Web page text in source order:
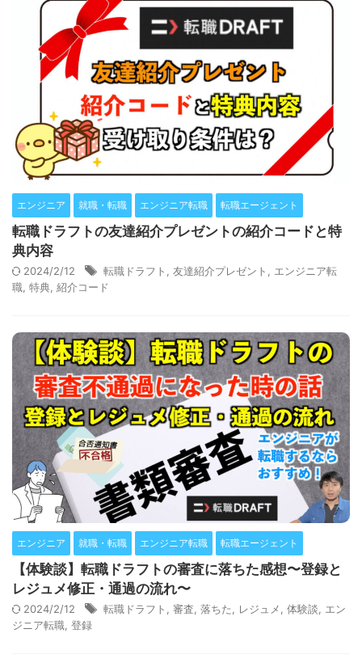
エンジニア 就職・転職 エンジニア転職 転職エージェント
転職ドラフトの友達紹介プレゼントの紹介コードと特
典内容
2024/2/12 転職ドラフト 友達紹介プレゼント
エンジニア転
職 特典 紹介コード
エンジニア 就職・転職 エンジニア転職 転職エージェント
【体験談】転職ドラフトの審査に落ちた感想〜登録と
レジュメ修正・通過の流れ〜
2024/2/12 転職ドラフト 審査 落ちた レジュメ 体験談
エン
ジニア転職 登録